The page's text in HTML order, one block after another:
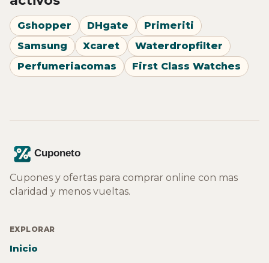
Gshopper DHgate
Primeriti
Samsung
Xcaret
Waterdropfilter
Perfumeriacomas
First Class Watches
Cupones y ofertas para comprar online con mas
claridad y menos vueltas.
EXPLORAR
Inicio